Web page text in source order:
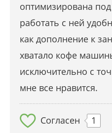
оптимизирована
работать с ней
как дополнение к
хватало кофе
исключительно с
мне все нравится.
Согласен 1